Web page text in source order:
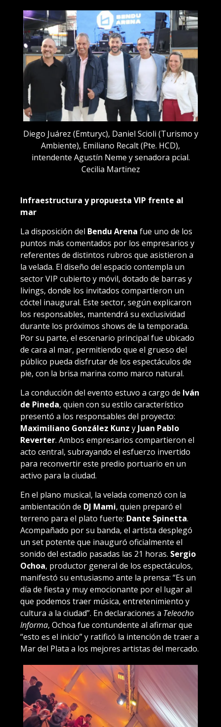
Diego Juárez (Emturyc), Daniel Scioli (Turismo y
Ambiente), Emiliano Recalt (Pte. HCD),
intendente Agustín Neme y senadora pcial.
Cecilia Martinez
Infraestructura y propuesta VIP frente al
mar
La disposición del Bendu Arena fue uno de los
puntos más comentados por los empresarios y
referentes de distintos rubros que asistieron a
la velada. El diseño del espacio contempla un
sector VIP cubierto y móvil, dotado de barras y
livings, donde los invitados compartieron un
cóctel inaugural. Este sector, según explicaron
los responsables, mantendrá su exclusividad
durante los próximos shows de la temporada.
Por su parte, el escenario principal fue ubicado
de cara al mar, permitiendo que el grueso del
público pueda disfrutar de los espectáculos de
pie, con la brisa marina como marco natural.
La conducción del evento estuvo a cargo de Iván
de Pineda, quien con su estilo característico
presentó a los responsables del proyecto:
Maximiliano González Kunz y Juan Pablo
Reverter. Ambos empresarios compartieron el
acto central, subrayando el esfuerzo invertido
para reconvertir este predio portuario en un
activo para la ciudad.
En el plano musical, la velada comenzó con la
ambientación de DJ Mami, quien preparó el
terreno para el plato fuerte: Dante Spinetta.
Acompañado por su banda, el artista desplegó
un set potente que inauguró oficialmente el
sonido del estadio pasadas las 21 horas. Sergio
Ochoa, productor general de los espectáculos,
manifestó su entusiasmo ante la prensa: “Es un
día de fiesta y muy emocionante por el lugar al
que podemos traer música, entretenimiento y
cultura a la ciudad”. En declaraciones a Teleocho
Informa, Ochoa fue contundente al afirmar que
“esto es el inicio” y ratificó la intención de traer a
Mar del Plata a los mejores artistas del mercado.